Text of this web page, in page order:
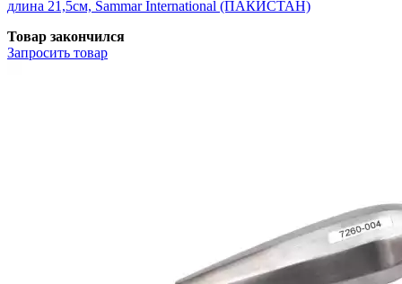
длина 21,5см, Sammar International (ПАКИСТАН)
Товар закончился
Запросить товар